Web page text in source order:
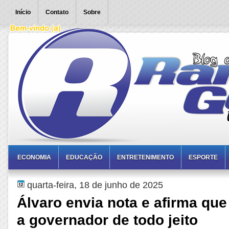
Início Contato Sobre
ECONOMIA EDUCAÇÃO ENTRETENIMENTO ESPORTE
quarta-feira, 18 de junho de 2025
Álvaro envia nota e afirma
a governador de todo jeito